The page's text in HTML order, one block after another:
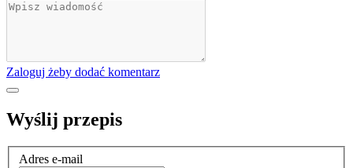
Zaloguj żeby dodać komentarz
Wyślij przepis
Adres e-mail